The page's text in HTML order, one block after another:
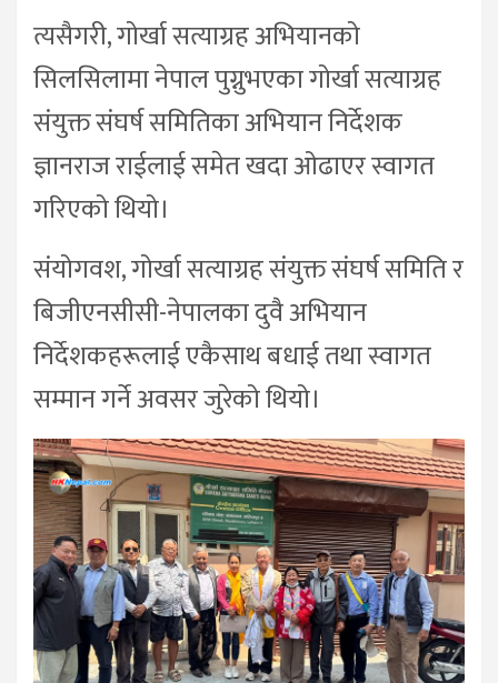
त्यसैगरी, गोर्खा सत्याग्रह अभियानको
सिलसिलामा नेपाल पुग्नुभएका गोर्खा सत्याग्रह
संयुक्त संघर्ष समितिका अभियान निर्देशक
ज्ञानराज राईलाई समेत खदा ओढाएर स्वागत
गरिएको थियो।
संयोगवश, गोर्खा सत्याग्रह संयुक्त संघर्ष समिति र
बिजीएनसीसी-नेपालका दुवै अभियान
निर्देशकहरूलाई एकैसाथ बधाई तथा स्वागत
सम्मान गर्ने अवसर जुरेको थियो।